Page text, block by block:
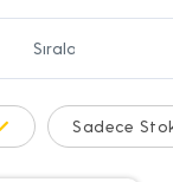
Sadece